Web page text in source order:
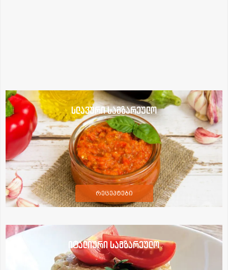
სლავური სამზარეულო
რეცეპტები
იტალიური სამზარეულო